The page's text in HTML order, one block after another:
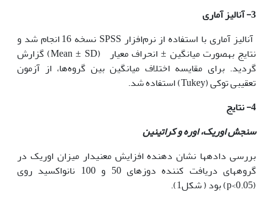
3- آنالیز آماری
آنالیز آماری با استفاده از نرم‌افزار SPSS نسخه 16 انجام شد و
نتایج به‫صورت میانگین ± انحراف معیار (Mean ± SD) گزارش
گردید. برای مقایسه اختلاف میانگین بین گروه‌ها، از آزمون
تعقیبی توکی (Tukey) استفاده شد.
4- نتایج
سنجش اوریک، اوره و کراتینین
بررسی داده‫ها نشان دهنده افزایش معنی‫دار میزان اوریک در
گروه‫های دریافت کننده دوزهای 50 و 100 نانواکسید روی
(p<0.05) بود ( شکل1).